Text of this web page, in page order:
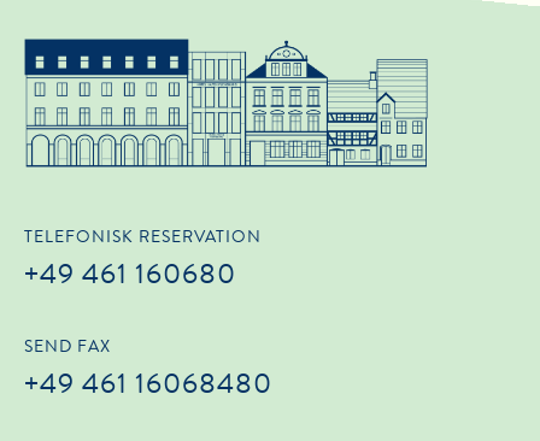
TELEFONISK RESERVATION
+49 461 160680
SEND FAX
+49 461 16068480